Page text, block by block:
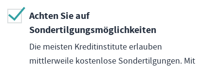
Achten Sie auf
Sondertilgungsmöglichkeiten
Die meisten Kreditinstitute erlauben
mittlerweile kostenlose Sondertilgungen. Mit